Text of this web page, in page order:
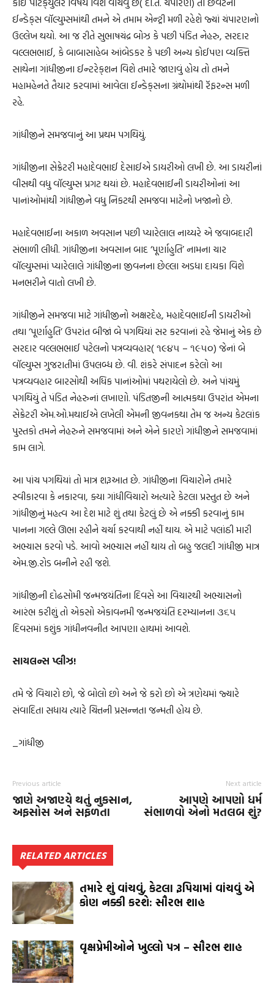
ઈન્ડેક્‌સ વૉલ્યુમ્સમાંથી તમને એ તમામ એન્ટ્રી મળી રહેશે જ્યાં ચંપારણનો
ઉલ્લેખ થયો. આ જ રીતે સુભાષચંદ્ર બોઝ કે પછી પંડિત નેહરુ, સરદાર
વલ્લભભાઈ, કે બાબાસાહેબ આંબેડકર કે પછી અન્ય કોઈપણ વ્યક્તિ
સાથેના ગાંધીજીના ઈન્ટરેક્‌શન વિશે તમારે જાણવું હોય તો તમને
મહામહેનતે તૈયાર કરવામાં આવેલા ઈન્ડેક્‌સના ગ્રંથોમાંથી રૅફરન્સ મળી
રહે.
ગાંધીજીને સમજવાનું આ પ્રથમ પગથિયું.
ગાંધીજીના સેક્રેટરી મહાદેવભાઈ દેસાઈએ ડાયરીઓ લખી છે. આ ડાયરીનાં
વીસથી વધુ વૉલ્યુમ્સ પ્રગટ થયાં છે. મહાદેવભાઈની ડાયરીઓનાં આ
પાનાંઓમાંથી ગાંધીજીને વધુ નિકટથી સમજવા માટેનો ખજાનો છે.
મહાદેવભાઈના અકાળ અવસાન પછી પ્યારેલાલ નાય્યરે એ જવાબદારી
સંભાળી લીધી. ગાંધીજીના અવસાન બાદ ‘પૂર્ણાહુતિ’ નામના ચાર
વૉલ્યુમ્સમાં પ્યારેલાલે ગાંધીજીના જીવનના છેલ્લા અડધા દાયકા વિશે
મનભરીને વાતો લખી છે.
ગાંધીજીને સમજવા માટે ગાંધીજીનો અક્ષરદેહ, મહાદેવભાઈની ડાયરીઓ
તથા ‘પૂર્ણાહુતિ’ ઉપરાંત બીજાં બે પગથિયાં સર કરવાનાં રહે જેમાનું એક છે
સરદાર વલ્લભભાઈ પટેલનો પત્રવ્યવહાર( ૧૯૪૫ – ૧૯૫૦) જેનાં બે
વૉલ્યુમ્સ ગુજરાતીમાં ઉપલબ્ધ છે. વી. શંકરે સંપાદન કરેલો આ
પત્રવ્યવહાર બારસોથી અધિક પાનાંઓમાં પથરાયેલો છે. અને પાંચમું
પગથિયું તે પંડિત નેહરુનાં લખાણો. પંડિતજીની આત્મકથા ઉપરાંત એમના
સેક્રેટરી એમ.ઓ.મથાઈએ લખેલી એમની જીવનકથા તેમ જ અન્ય કેટલાંક
પુસ્તકો તમને નેહરુને સમજવામાં અને એને કારણે ગાંધીજીને સમજવામાં
કામ લાગે.
આ પાંચ પગથિયાં તો માત્ર શરૂઆત છે. ગાંધીજીના વિચારોને તમારે
સ્વીકારવા કે નકારવા, ક્યા ગાંધીવિચારો અત્યારે કેટલા પ્રસ્તુત છે અને
ગાંધીજીનું મહત્વ આ દેશ માટે શું તથા કેટલું છે એ નક્કી કરવાનું કામ
પાનના ગલ્લે ઊભા રહીને ચર્ચા કરવાથી નહીં થાય. એ માટે પલાંઠી મારી
અભ્યાસ કરવો પડે. આવો અભ્યાસ નહીં થાય તો બહુ જલદી ગાંધીજી માત્ર
એમ.જી.રોડ બનીને રહી જશે.
ગાંધીજીની દોઢસોમી જન્મજયંતિના દિવસે આ વિચારથી અભ્યાસનો
આરંભ કરીશું તો એકસો એકાવનમી જન્મજયંતિ દરમ્યાનના ૩૬૫
દિવસમાં કશુંક ગાંધીનવનીત આપણા હાથમાં આવશે.
સાયલન્સ પ્લીઝ!
તમે જે વિચારો છો, જે બોલો છો અને જે કરો છો એ ત્રણેયમાં જ્યારે
સંવાદિતા સધાય ત્યારે ચિત્તની પ્રસન્નતા જન્મતી હોય છે.
_ગાંધીજી
Previous article
જાણે અજાણ્યે થતું નુકસાન,
અફસોસ અને સફળતા
Next article
આપણે આપણો ધર્મ
સંભાળવો એનો મતલબ શું?
RELATED ARTICLES
તમારે શું વાંચવું, કેટલા રૂપિયામાં વાંચવું એ
કોણ નક્કી કરશે: સૌરભ શાહ
વૃક્ષપ્રેમીઓને ખુલ્લો પત્ર – સૌરભ શાહ